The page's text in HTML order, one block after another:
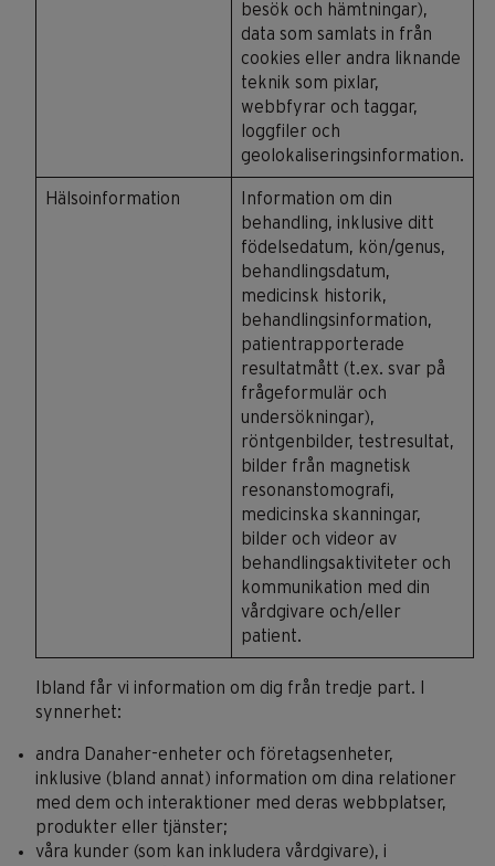
besök och hämtningar),
data som samlats in från
cookies eller andra liknande
teknik som pixlar,
webbfyrar och taggar,
loggfiler och
geolokaliseringsinformation.
Hälsoinformation
Information om din
behandling, inklusive ditt
födelsedatum, kön/genus,
behandlingsdatum,
medicinsk historik,
behandlingsinformation,
patientrapporterade
resultatmått (t.ex. svar på
frågeformulär och
undersökningar),
röntgenbilder, testresultat,
bilder från magnetisk
resonanstomografi,
medicinska skanningar,
bilder och videor av
behandlingsaktiviteter och
kommunikation med din
vårdgivare och/eller
patient.
Ibland får vi information om dig från tredje part. I
synnerhet:
andra Danaher-enheter och företagsenheter,
inklusive (bland annat) information om dina relationer
med dem och interaktioner med deras webbplatser,
produkter eller tjänster;
våra kunder (som kan inkludera vårdgivare), i